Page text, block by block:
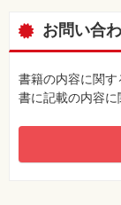
……
[正]
●機械学習
●3種類の
●機械学習
節）
【 第2刷
お問い合
書籍の内容に関
書に記載の内容に